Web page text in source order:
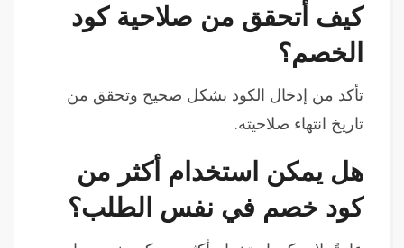
كيف أتحقق من صلاحية كود
الخصم؟
تأكد من إدخال الكود بشكل صحيح وتحقق من
تاريخ انتهاء صلاحيته.
هل يمكن استخدام أكثر من
كود خصم في نفس الطلب؟